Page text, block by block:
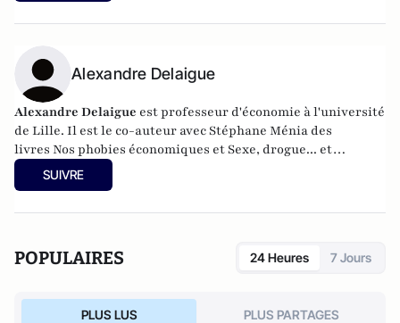
Alexandre Delaigue
Alexandre Delaigue estprofesseur d'économie à l'université
de Lille. Il est le co-auteur avec Stéphane Ménia des
livres Nos phobies économiques etSexe, drogue... et
économie : pas de sujet tabou pour les économistes
chez Pearson). Son site :
SUIVRE
POPULAIRES 24 Heures 7 Jours
PLUS LUS PLUS PARTAGES